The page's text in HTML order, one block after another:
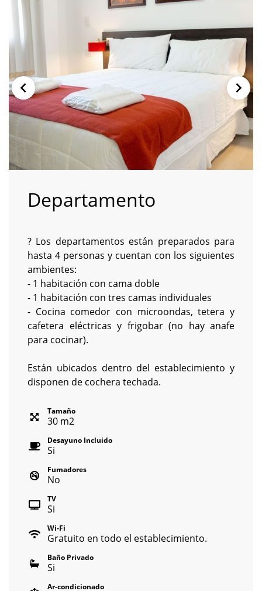
Departamento
? Los departamentos están preparados para
hasta 4 personas y cuentan con los siguientes
ambientes:
- 1 habitación con cama doble
- 1 habitación con tres camas individuales
- Cocina comedor con microondas, tetera y
cafetera eléctricas y frigobar (no hay anafe
para cocinar).
Están ubicados dentro del establecimiento y
disponen de cochera techada.
Tamaño
30 m2
Desayuno Incluido
Si
Fumadores
No
TV
Si
Wi-Fi
Gratuito en todo el establecimiento.
Baño Privado
Si
Ar-condicionado